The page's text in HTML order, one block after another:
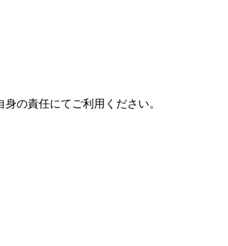
の責任にてご利用ください。